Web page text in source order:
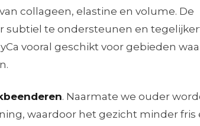
collageen, elastine en volume. De
te ondersteunen en
vooral geschikt voor gebieden
. Naarmate we ouder
waardoor het gezicht minder fris